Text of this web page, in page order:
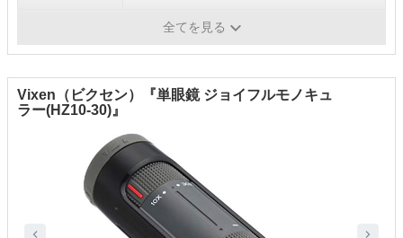
全てを見る
Vixen（ビクセン）『単眼鏡 ジョイフルモノキュ
ラー(HZ10-30)』